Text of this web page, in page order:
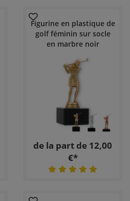
Figurine en plastique de
golf féminin sur socle
en marbre noir
de la part de 12,00
€*